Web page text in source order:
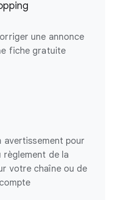
une annonce
fiche gratuite
avertissement pour
de la
votre chaîne ou de